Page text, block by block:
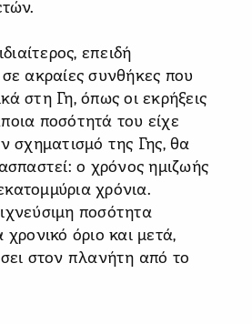
επειδή
ακραίες συνθήκες που
στη Γη, όπως οι εκρήξεις
ποσότητά του είχε
σχηματισμό της Γης, θα
ο χρόνος ημιζωής
χρόνια.
ποσότητα
όριο και μετά,
στον πλανήτη από το